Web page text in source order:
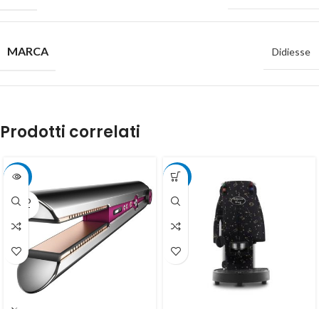
MARCA Didiesse
Prodotti correlati
-4%
SOLD
OUT
-12%